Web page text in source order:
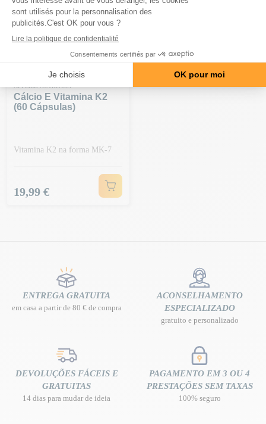
APPLIED NUTRITION
Cálcio E Vitamina K2
(60 Cápsulas)
Vitamina K2 na forma MK-7
Preço
19,99 €
ENTREGA GRATUITA
em casa a partir de 80 € de compra
ACONSELHAMENTO
ESPECIALIZADO
gratuito e personalizado
DEVOLUÇÕES FÁCEIS E
GRATUITAS
14 dias para mudar de ideia
PAGAMENTO EM 3 OU 4
PRESTAÇÕES SEM TAXAS
100% seguro